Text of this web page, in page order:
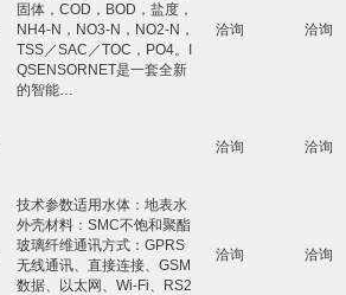
固体，COD，BOD，盐度，
NH4-N，NO3-N，NO2-N，
TSS／SAC／TOC，PO4。I
QSENSORNET是一套全新
的智能…
洽询 洽询
洽询 洽询
技术参数适用水体：地表水
外壳材料：SMC不饱和聚酯
玻璃纤维通讯方式：GPRS
无线通讯、直接连接、GSM
数据、以太网、Wi-Fi、RS2
洽询 洽询